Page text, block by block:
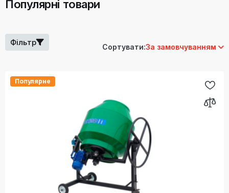
Популярні товари
Фільтр Сортувати:За замовчуванням
Популярне